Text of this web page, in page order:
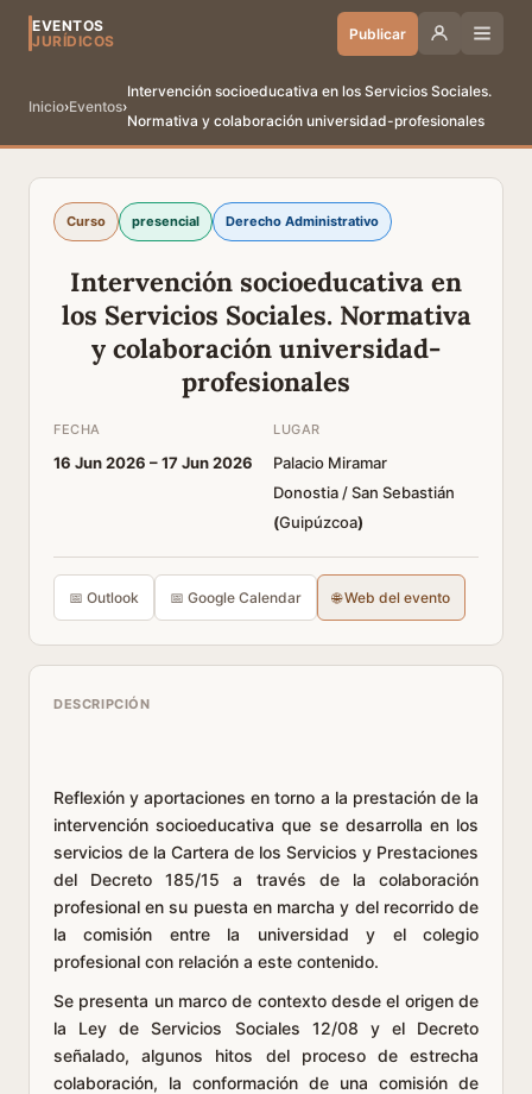
EVENTOS
JURÍDICOS
Publicar
Inicio›Eventos›
Intervención socioeducativa en los Servicios Sociales.
Normativa y colaboración universidad-profesionales
Curso presencial Derecho Administrativo
Intervención socioeducativa en
los Servicios Sociales. Normativa
y colaboración universidad-
profesionales
FECHA
16 Jun 2026 –17 Jun 2026
LUGAR
Palacio Miramar
Donostia / San Sebastián
(Guipúzcoa)
📅 Outlook 📅 Google Calendar 🌐 Web del evento
DESCRIPCIÓN
Reflexión y aportaciones en torno a la prestación de la
intervención socioeducativa que se desarrolla en los
servicios de la Cartera de los Servicios y Prestaciones
del Decreto 185/15 a través de la colaboración
profesional en su puesta en marcha y del recorrido de
la comisión entre la universidad y el colegio
profesional con relación a este contenido.
Se presenta un marco de contexto desde el origen de
la Ley de Servicios Sociales 12/08 y el Decreto
señalado, algunos hitos del proceso de estrecha
colaboración, la conformación de una comisión de